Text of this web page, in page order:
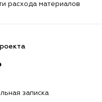
расхода материалов
записка